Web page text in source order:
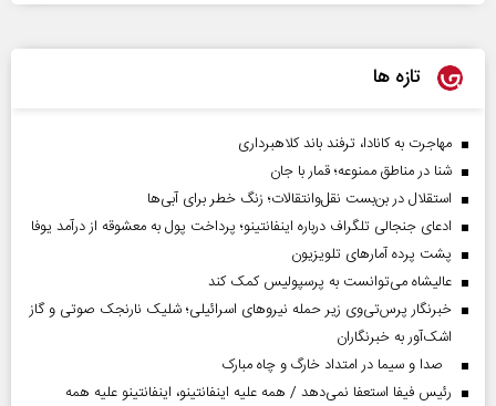
تازه ها
مهاجرت به کانادا، ترفند باند کلاهبرداری
شنا در مناطق ممنوعه؛ قمار با جان
استقلال در بن‌بست نقل‌وانتقالات؛ زنگ خطر برای آبی‌ها
ادعای جنجالی تلگراف درباره اینفانتینو؛ پرداخت پول به معشوقه از درآمد یوفا
پشت پرده آمارهای تلویزیون
عالیشاه می‌توانست به پرسپولیس کمک کند
خبرنگار پرس‌تی‌وی زیر حمله نیروهای اسرائیلی؛ شلیک نارنجک صوتی و گاز
اشک‌آور به خبرنگاران
صدا و سیما در امتداد خارگ و چاه مبارک
رئیس فیفا استعفا نمی‌دهد / همه علیه اینفانتینو، اینفانتینو علیه همه